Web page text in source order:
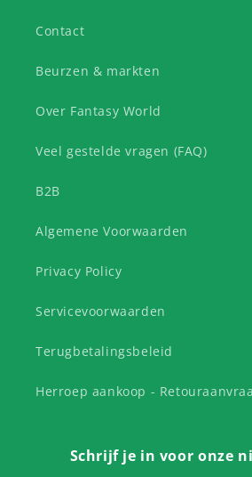
Contact
Beurzen & markten
Over Fantasy World
Veel gestelde vragen (FAQ)
B2B
Algemene Voorwaarden
Privacy Policy
Servicevoorwaarden
Terugbetalingsbeleid
Herroep aankoop -
Schrijf je in voor onze